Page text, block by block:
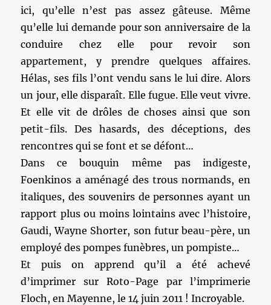
ici, qu’elle n’est pas assez gâteuse. Même
qu’elle lui demande pour son anniversaire de la
conduire chez elle pour revoir son
appartement, y prendre quelques affaires.
Hélas, ses fils l’ont vendu sans le lui dire. Alors
un jour, elle disparaît. Elle fugue. Elle veut vivre.
Et elle vit de drôles de choses ainsi que son
petit-fils. Des hasards, des déceptions, des
rencontres qui se font et se défont…
Dans ce bouquin même pas indigeste,
Foenkinos a aménagé des trous normands, en
italiques, des souvenirs de personnes ayant un
rapport plus ou moins lointains avec l’histoire,
Gaudi, Wayne Shorter, son futur beau-père, un
employé des pompes funèbres, un pompiste…
Et puis on apprend qu’il a été achevé
d’imprimer sur Roto-Page par l’imprimerie
Floch, en Mayenne, le 14 juin 2011 ! Incroyable.